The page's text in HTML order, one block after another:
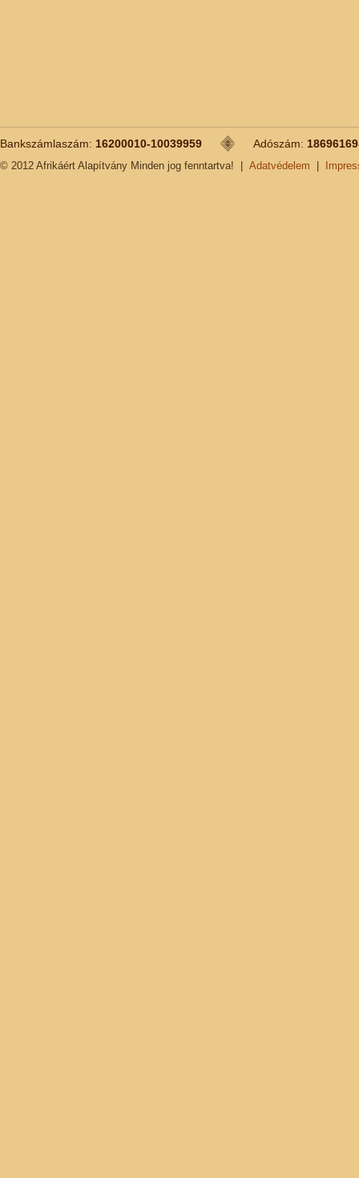
Bankszámlaszám: 16200010-10039959 Adószám:
© 2012 Afrikáért Alapítvány Minden jog fenntartva! Adatvédelem